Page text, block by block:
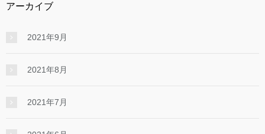
アーカイブ
2021年9月
2021年8月
2021年7月